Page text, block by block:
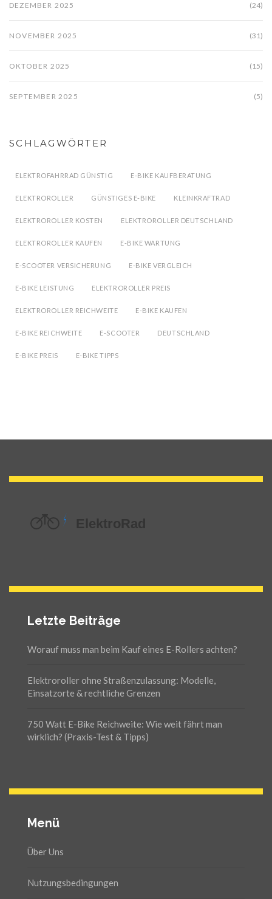
DEZEMBER 2025 (24)
NOVEMBER 2025 (31)
OKTOBER 2025 (15)
SEPTEMBER 2025 (5)
SCHLAGWÖRTER
ELEKTROFAHRRAD GÜNSTIG E-BIKE KAUFBERATUNG
ELEKTROROLLER GÜNSTIGES E-BIKE KLEINKRAFTRAD
ELEKTROROLLER KOSTEN ELEKTROROLLER DEUTSCHLAND
ELEKTROROLLER KAUFEN E-BIKE WARTUNG
E-SCOOTER VERSICHERUNG E-BIKE VERGLEICH
E-BIKE LEISTUNG ELEKTROROLLER PREIS
ELEKTROROLLER REICHWEITE E-BIKE KAUFEN
E-BIKE REICHWEITE E-SCOOTER DEUTSCHLAND
E-BIKE PREIS E-BIKE TIPPS
Letzte Beiträge
Worauf muss man beim Kauf eines E-Rollers achten?
Elektroroller ohne Straßenzulassung: Modelle,
Einsatzorte & rechtliche Grenzen
750 Watt E-Bike Reichweite: Wie weit fährt man
wirklich? (Praxis-Test & Tipps)
Menü
Über Uns
Nutzungsbedingungen